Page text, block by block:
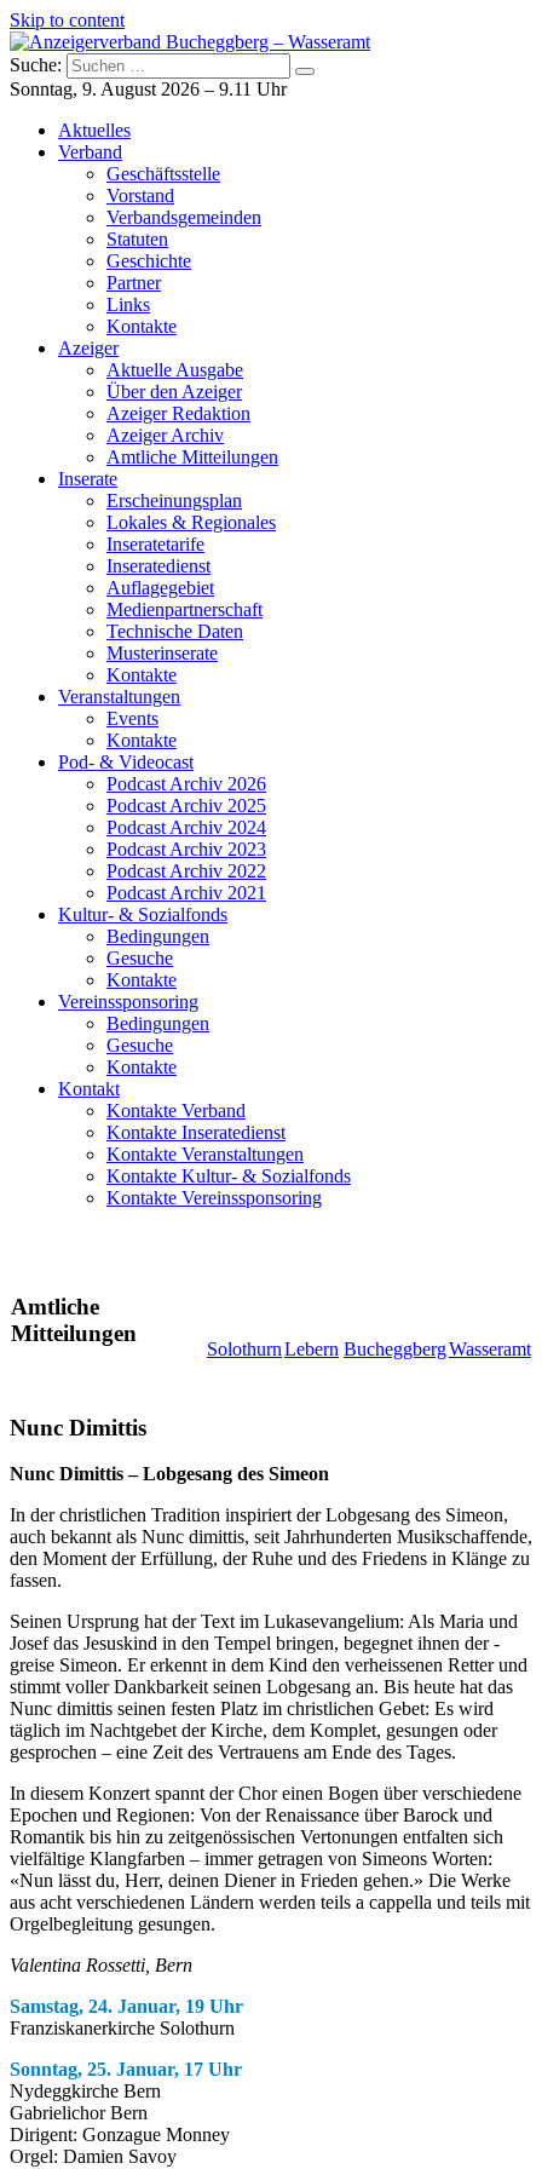
Skip to content
Anzeigerverband Bucheggberg – Wasseramt
Azeiger AZ-Medien
Suche:
Sonntag, 9. August 2026 – 9.11 Uhr
Aktuelles
Verband
Geschäftsstelle
Vorstand
Verbandsgemeinden
Statuten
Geschichte
Partner
Links
Kontakte
Azeiger
Aktuelle Ausgabe
Über den Azeiger
Azeiger Redaktion
Azeiger Archiv
Amtliche Mitteilungen
Inserate
Erscheinungsplan
Lokales & Regionales
Inseratetarife
Inseratedienst
Auflagegebiet
Medienpartnerschaft
Technische Daten
Musterinserate
Kontakte
Veranstaltungen
Events
Kontakte
Pod- & Videocast
Podcast Archiv 2026
Podcast Archiv 2025
Podcast Archiv 2024
Podcast Archiv 2023
Podcast Archiv 2022
Podcast Archiv 2021
Kultur- & Sozialfonds
Bedingungen
Gesuche
Kontakte
Vereinssponsoring
Bedingungen
Gesuche
Kontakte
Kontakt
Kontakte Verband
Kontakte Inseratedienst
Kontakte Veranstaltungen
Kontakte Kultur- & Sozialfonds
Kontakte Vereinssponsoring
Amtliche
Mitteilungen
SolothurnLebern BucheggbergWasseramt
Nunc Dimittis
Nunc Dimittis – Lobgesang des Simeon
In der christlichen Tradition inspiriert der Lobgesang des Simeon,
auch bekannt als Nunc dimittis, seit Jahrhunderten Musikschaffende,
den Moment der Erfüllung, der Ruhe und des Friedens in Klänge zu
fassen.
Seinen Ursprung hat der Text im ­Lukasevangelium: Als Maria und
Josef das Jesuskind in den Tempel bringen, begegnet ihnen der ­
greise Simeon. Er erkennt in dem Kind den verheissenen Retter und
stimmt ­voller Dankbarkeit seinen Lobgesang an. Bis heute hat das
Nunc dimittis seinen festen Platz im christlichen Gebet: Es wird
täglich im Nachtgebet der Kirche, dem Komplet, gesungen oder
gesprochen – eine Zeit des Vertrauens am Ende des Tages.
In diesem Konzert spannt der Chor einen Bogen über verschiedene
Epochen und Regionen: Von der Renaissance über Barock und
Romantik bis hin zu zeitgenössischen Vertonungen entfalten sich
vielfältige Klangfarben – immer getragen von Simeons Worten:
«Nun lässt du, Herr, deinen Diener in Frieden gehen.» Die ­Werke
aus acht verschiedenen Ländern ­werden teils a cappella und teils mit
Orgelbegleitung gesungen.
Valentina Rossetti, Bern
Samstag, 24. Januar, 19 Uhr
Franziskanerkirche Solothurn
Sonntag, 25. Januar, 17 Uhr
Nydeggkirche Bern
Gabrielichor Bern
Dirigent: Gonzague Monney
Orgel: Damien Savoy